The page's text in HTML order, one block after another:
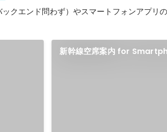
クエンド問わず）やスマートフォンアプリ
新幹線空席案内 for